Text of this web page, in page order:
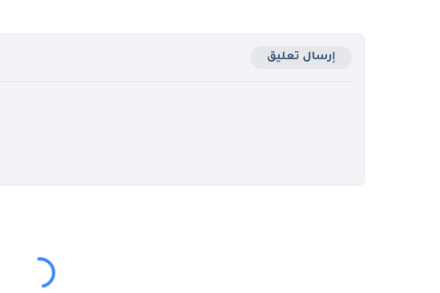
إرسال تعليق